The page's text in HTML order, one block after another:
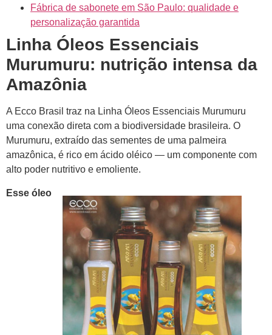
Fábrica de sabonete em São Paulo: qualidade e
personalização garantida
Linha Óleos Essenciais
Murumuru: nutrição intensa da
Amazônia
A Ecco Brasil traz na Linha Óleos Essenciais Murumuru
uma conexão direta com a biodiversidade brasileira. O
Murumuru, extraído das sementes de uma palmeira
amazônica, é rico em ácido oléico — um componente com
alto poder nutritivo e emoliente.
Esse óleo